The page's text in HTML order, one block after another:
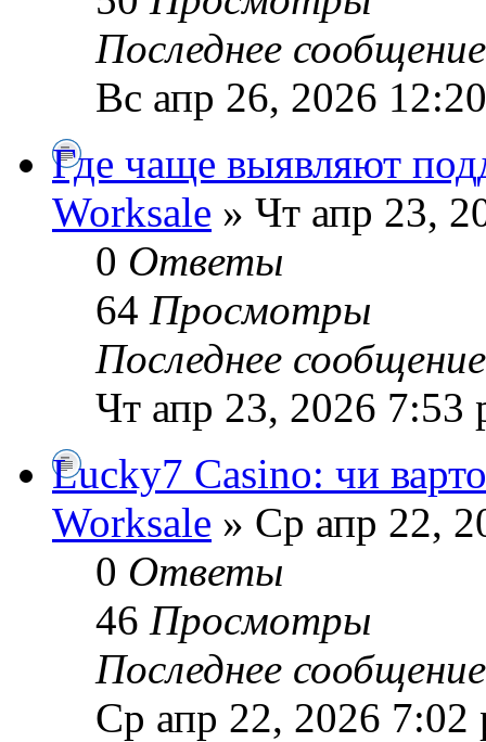
Последнее
Вс апр 26, 2026
Где чаще выявляют
Worksale » Чт апр 23,
0 Ответы
64 Просмотры
Последнее
Чт апр 23, 2026 7:53
Lucky7 Casino: чи
Worksale » Ср апр 22,
0 Ответы
46 Просмотры
Последнее
Ср апр 22, 2026 7:02